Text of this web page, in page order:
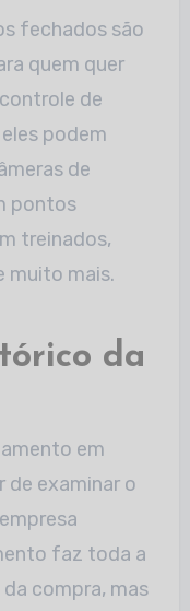
fechados são
quem quer
de
podem
de
pontos
treinados,
muito mais.
da
em
de examinar o
faz toda a
compra, mas